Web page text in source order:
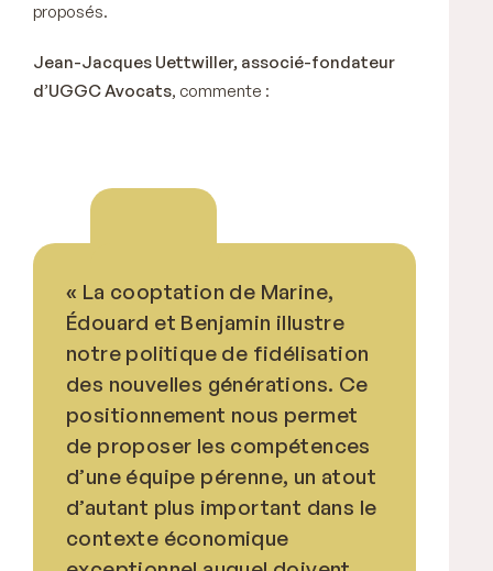
proposés.
Jean-Jacques Uettwiller, associé-fondateur
d’UGGC Avocats, commente :
« La cooptation de Marine,
Édouard et Benjamin illustre
notre politique de fidélisation
des nouvelles générations. Ce
positionnement nous permet
de proposer les compétences
d’une équipe pérenne, un atout
d’autant plus important dans le
contexte économique